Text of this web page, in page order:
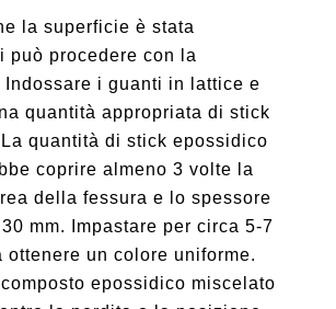
la superficie è stata
può procedere con la
Indossare i guanti in lattice e
quantità appropriata di stick
quantità di stick epossidico
coprire almeno 3 volte la
della fessura e lo spessore
mm. Impastare per circa 5-7
ottenere un colore uniforme.
epossidico miscelato